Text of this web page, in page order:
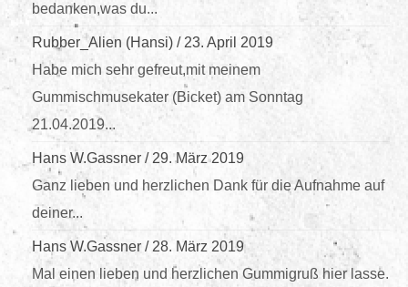
bedanken,was du...
Rubber_Alien (Hansi) / 23. April 2019
Habe mich sehr gefreut,mit meinem
Gummischmusekater (Bicket) am Sonntag
21.04.2019...
Hans W.Gassner / 29. März 2019
Ganz lieben und herzlichen Dank für die Aufnahme auf
deiner...
Hans W.Gassner / 28. März 2019
Mal einen lieben und herzlichen Gummigruß hier lasse.